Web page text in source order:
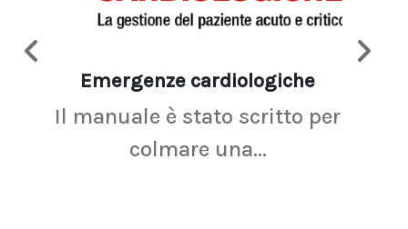
Emergenze cardiologiche
Il manuale è stato scritto per
colmare una...